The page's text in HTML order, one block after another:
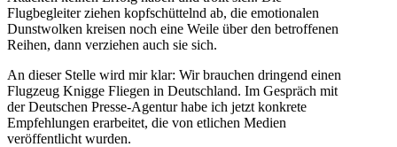
Flugbegleiter ziehen kopfschüttelnd ab, die emotionalen
Dunstwolken kreisen noch eine Weile über den betroffenen
Reihen, dann verziehen auch sie sich.
An dieser Stelle wird mir klar: Wir brauchen dringend einen
Flugzeug Knigge Fliegen in Deutschland. Im Gespräch mit
der Deutschen Presse-Agentur habe ich jetzt konkrete
Empfehlungen erarbeitet, die von etlichen Medien
veröffentlicht wurden.